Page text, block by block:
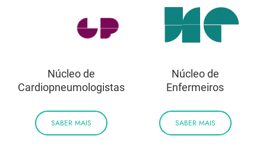
Núcleo de
Cardiopneumologistas
SABER MAIS
Núcleo de
Enfermeiros
SABER MAIS